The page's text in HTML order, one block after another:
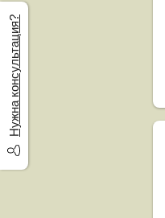
Нужна консультация?